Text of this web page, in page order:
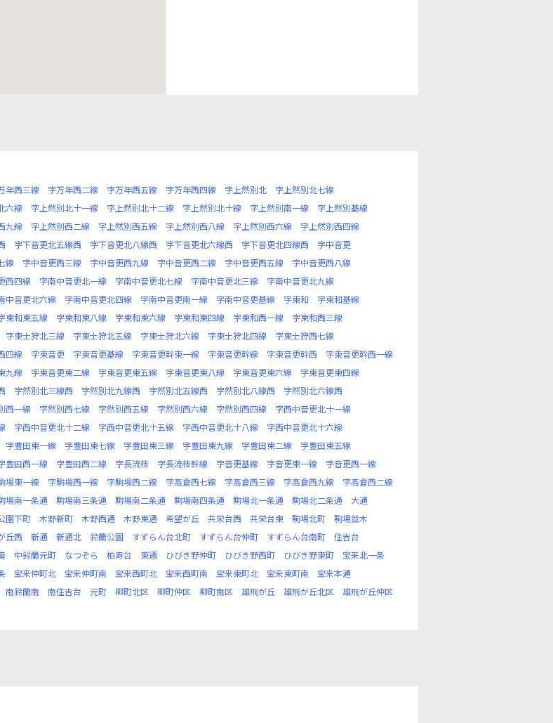
年西三線 字万年西二線 字万年西五線 字万年西四線 字上然別北
字上然別北七線
六線 字上然別北十一線 字上然別北十二線 字上然別北十線 字上然別南一線
字上然別基線
九線 字上然別西二線 字上然別西五線 字上然別西八線 字上然別西六線
字上然別西四線
字下音更北五線西 字下音更北八線西 字下音更北六線西 字下音更北四線西
字中音更
線 字中音更西三線 字中音更西九線 字中音更西二線 字中音更西五線
字中音更西八線
西四線 字南中音更北一線 字南中音更北七線 字南中音更北三線
字南中音更北九線
中音更北六線 字南中音更北四線 字南中音更南一線 字南中音更基線 字東和
字東和基線
東和東五線 字東和東八線 字東和東六線 字東和東四線 字東和西一線
字東和西三線
字東士狩北三線 字東士狩北五線 字東士狩北六線 字東士狩北四線
字東士狩西七線
四線 字東音更 字東音更基線 字東音更幹東一線 字東音更幹線 字東音更幹西
字東音更幹西一線
九線 字東音更東二線 字東音更東五線 字東音更東八線 字東音更東六線
字東音更東四線
字然別北三線西 字然別北九線西 字然別北五線西 字然別北八線西
字然別北六線西
西一線 字然別西七線 字然別西五線 字然別西六線 字然別西四線
字西中音更北十一線
字西中音更北十二線 字西中音更北十五線 字西中音更北十八線
字西中音更北十六線
字豊田東一線 字豊田東七線 字豊田東三線 字豊田東九線 字豊田東二線
字豊田東五線
豊田西一線 字豊田西二線 字長流枝 字長流枝幹線 字音更基線 字音更東一線
字音更西一線
場東一線 字駒場西一線 字駒場西二線 字高倉西七線 字高倉西三線 字高倉西九線
字高倉西二線
場南一条通 駒場南三条通 駒場南二条通 駒場南四条通 駒場北一条通 駒場北二条通
大通
園下町 木野新町 木野西通 木野東通 希望が丘 共栄台西 共栄台東 駒場北町
駒場並木
丘西 新通 新通北 鈴蘭公園 すずらん台北町 すずらん台仲町 すずらん台南町
住吉台
中鈴蘭元町 なつぞら 柏寿台 東通 ひびき野仲町 ひびき野西町 ひびき野東町
宝来北一条
宝来仲町北 宝来仲町南 宝来西町北 宝来西町南 宝来東町北 宝来東町南
宝来本通
南鈴蘭南 南住吉台 元町 柳町北区 柳町仲区 柳町南区 雄飛が丘 雄飛が丘北区
雄飛が丘仲区